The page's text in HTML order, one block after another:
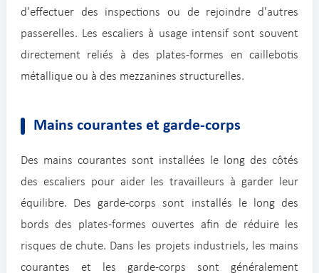
d'effectuer des inspections ou de rejoindre d'autres
passerelles. Les escaliers à usage intensif sont souvent
directement reliés à des plates-formes en caillebotis
métallique ou à des mezzanines structurelles.
Mains courantes et garde-corps
Des mains courantes sont installées le long des côtés
des escaliers pour aider les travailleurs à garder leur
équilibre. Des garde-corps sont installés le long des
bords des plates-formes ouvertes afin de réduire les
risques de chute. Dans les projets industriels, les mains
courantes et les garde-corps sont généralement